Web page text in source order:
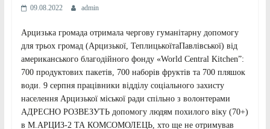
09.08.2022 admin
Арцизька громада отримала чергову гуманітарну допомогу
для трьох громад (Арцизької, ТеплицькоїтаПавлівської) від
американського благодійного фонду «World Central Kitchen”:
700 продуктових пакетів, 700 наборів фруктів та 700 пляшок
води. 9 серпня працівники відділу соціального захисту
населення Арцизької міської ради спільно з волонтерами
АДРЕСНО РОЗВЕЗУТЬ допомогу людям похилого віку (70+)
в М.АРЦИЗ-2 ТА КОМСОМОЛЕЦЬ, хто ще не отримував